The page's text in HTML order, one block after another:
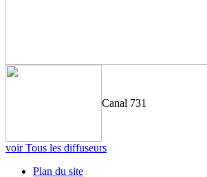
Canal 731
voir Tous les diffuseurs
Plan du site